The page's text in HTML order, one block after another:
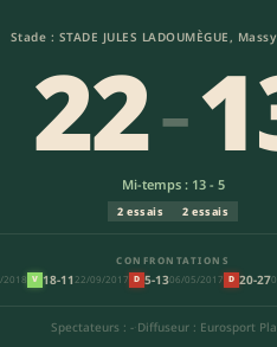
Stade : STADE JULES LADOUMÈGUE,
22-
Mi-temps : 13 - 5
2 essais 2 essais
CONFRONTATIONS
2018 V 18-11 22/09/2017 D 5-1306/05/2017 D 20-27
Spectateurs : -·Diffuseur : Eurosport